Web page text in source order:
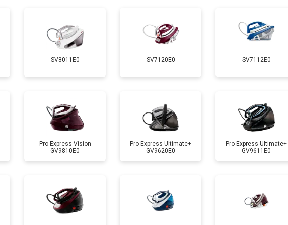
от 110 мин от 4150 ₽
от 120 мин от 4700 ₽
от 90 мин от 5850 ₽
SV8011E0 SV7120E0 SV7112E0
Pro Express Vision
GV9810E0
Pro Express Ultimate+
GV9620E0
Pro Express Ultimate+
GV9611E0